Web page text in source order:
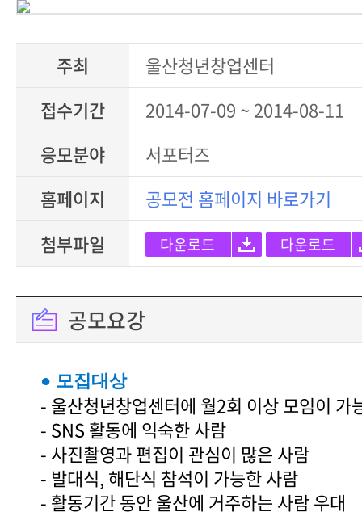
주최
울산청년창업센터
접수기간
2014-07-09 ~ 2014-08-11
응모분야
서포터즈
홈페이지
공모전 홈페이지 바로가기
첨부파일
다운로드 다운로드
공모요강
● 모집대상
- 울산청년창업센터에 월2회 이상 모임이 가
- SNS 활동에 익숙한 사람
- 사진촬영과 편집이 관심이 많은 사람
- 발대식, 해단식 참석이 가능한 사람
- 활동기간 동안 울산에 거주하는 사람 우대